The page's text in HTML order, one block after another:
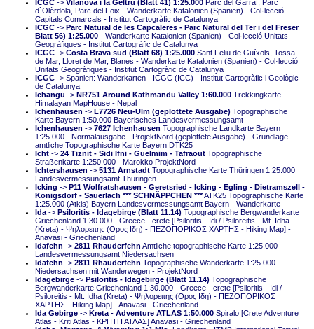
ICGC -> Vilanova i la Geltrú (Blatt 41) 1:25.000 Parc del Garraf, Parc
d`Olèrdola, Parc del Foix - Wanderkarte Katalonien (Spanien) - Col·lecció
Capitals Comarcals - Institut Cartogràfic de Catalunya
ICGC -> Parc Natural de les Capcaleres - Parc Natural del Ter i del Freser
Blatt 56) 1:25.000 - Wanderkarte Katalonien (Spanien) - Col·lecció Unitats
Geogràfiques - Institut Cartogràfic de Catalunya
ICGC -> Costa Brava sud (Blatt 68) 1:25.000 Sant Feliu de Guíxols, Tossa
de Mar, Lloret de Mar, Blanes - Wanderkarte Katalonien (Spanien) - Col·lecció
Unitats Geogràfiques - Institut Cartogràfic de Catalunya
ICGC -> Spanien: Wanderkarten - ICGC (ICC) - Institut Cartogràfic i Geològic
de Catalunya
Ichangu -> NR751 Around Kathmandu Valley 1:60.000 Trekkingkarte -
Himalayan MapHouse - Nepal
Ichenhausen -> L7726 Neu-Ulm (geplottete Ausgabe) Topographische
Karte Bayern 1:50.000 Bayerisches Landesvermessungsamt
Ichenhausen -> 7627 Ichenhausen Topographische Landkarte Bayern
1:25.000 - Normalausgabe - ProjektNord (geplottete Ausgabe) - Grundlage
amtliche Topographische Karte Bayern DTK25
Icht -> 24 Tiznit - Sidi Ifni - Guelmim - Tafraout Topographische
Straßenkarte 1:250.000 - Marokko ProjektNord
Ichtershausen -> 5131 Arnstadt Topographische Karte Thüringen 1:25.000
Landesvermessungsamt Thüringen
Icking -> P11 Wolfratshausen - Geretsried - Icking - Egling - Dietramszell -
Königsdorf - Sauerlach *** SCHNÄPPCHEN ***ATK25 Topographische Karte
1:25.000 (Atkis) Bayern Landesvermessungsamt Bayern - Wanderkarte
Ida -> Psiloritis - Idagebirge (Blatt 11.14) Topographische Bergwanderkarte
Griechenland 1:30.000 - Greece - crete [Psiloritis - Idi / Psiloreitis - Mt. Idha
(Kreta) - Ψηλορειτης (Ορος Ιδη) - ΠΕΖΟΠΟΡΙΚΟΣ ΧΑΡΤΗΣ - Hiking Map] -
Anavasi - Griechenland
Idafehn -> 2811 Rhauderfehn Amtliche topographische Karte 1:25.000
Landesvermessungsamt Niedersachsen
Idafehn -> 2811 Rhauderfehn Topographische Wanderkarte 1:25.000
Niedersachsen mit Wanderwegen - ProjektNord
Idagebirge -> Psiloritis - Idagebirge (Blatt 11.14) Topographische
Bergwanderkarte Griechenland 1:30.000 - Greece - crete [Psiloritis - Idi /
Psiloreitis - Mt. Idha (Kreta) - Ψηλορειτης (Ορος Ιδη) - ΠΕΖΟΠΟΡΙΚΟΣ
ΧΑΡΤΗΣ - Hiking Map] - Anavasi - Griechenland
Ida Gebirge -> Kreta - Adventure ATLAS 1:50.000 Spiralo [Crete Adventure
Atlas - Kriti Atlas - ΚΡΗΤΗ ΑΤΛΑΣ] Anavasi - Griechenland